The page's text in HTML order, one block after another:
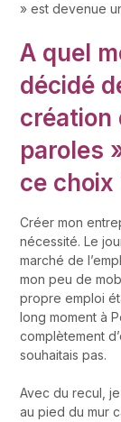
» est devenue
A quel
décidé
création
paroles
ce choix
Créer mon
nécessité. Le
marché de
mon peu de
propre emploi
long moment à
complètement
souhaitais pas.
Avec du recul,
au pied du mur